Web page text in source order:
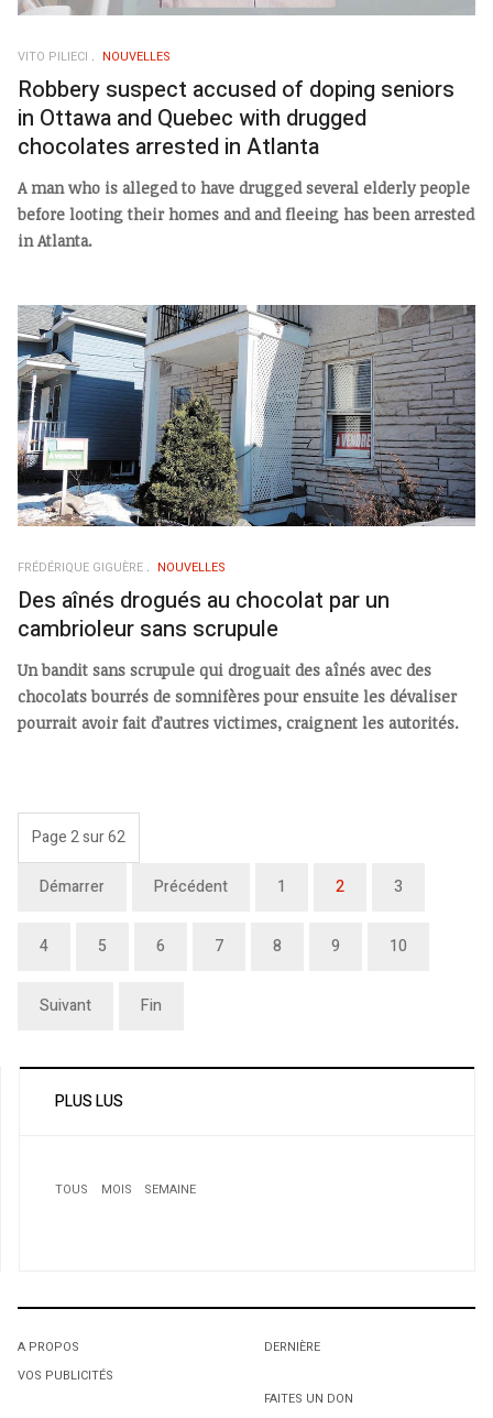
VITO PILIECI NOUVELLES
Robbery suspect accused of doping seniors
in Ottawa and Quebec with drugged
chocolates arrested in Atlanta
A man who is alleged to have drugged several elderly people
before looting their homes and and fleeing has been arrested
in Atlanta.
FRÉDÉRIQUE GIGUÈRE NOUVELLES
Des aînés drogués au chocolat par un
cambrioleur sans scrupule
Un bandit sans scrupule qui droguait des aînés avec des
chocolats bourrés de somnifères pour ensuite les dévaliser
pourrait avoir fait d’autres victimes, craignent les autorités.
Page 2 sur 62
Démarrer Précédent 1 2 3
4 5 6 7 8 9 10
Suivant Fin
PLUS LUS
TOUS MOIS
SEMAINE
Manoeuvres pour empêcher l’extradition d’un Canadien
vers l’Algérie
3
A PROPOS
VOS PUBLICITÉS
DERNIÈRE
FAITES UN DON